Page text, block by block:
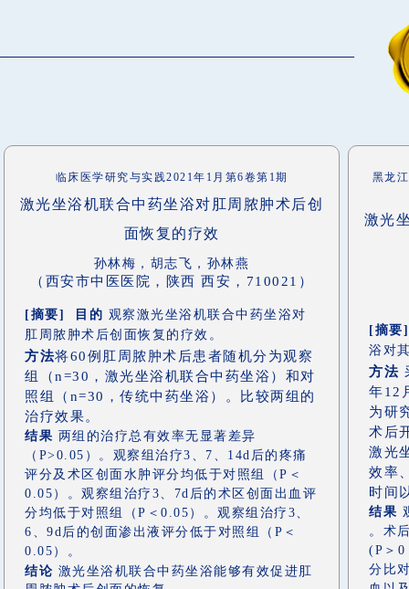
临床医学研究与实践2021年1月第6卷第1期
激光坐浴机联合中药坐浴对肛周脓肿术后创
面恢复的疗效
孙林梅，胡志飞，孙林燕
（西安市中医医院，陕西 西安，710021）
[摘要] 目的 观察激光坐浴机联合中药坐浴对
肛周脓肿术后创面恢复的疗效。
方法将60例肛周脓肿术后患者随机分为观察
组（n=30，激光坐浴机联合中药坐浴）和对
照组（n=30，传统中药坐浴）。比较两组的
治疗效果。
结果 两组的治疗总有效率无显著差异
（P>0.05）。观察组治疗3、7、14d后的疼痛
评分及术区创面水肿评分均低于对照组（P＜
0.05）。观察组治疗3、7d后的术区创面出血评
分均低于对照组（P＜0.05）。观察组治疗3、
6、9d后的创面渗出液评分低于对照组（P＜
0.05）。
结论 激光坐浴机联合中药坐浴能够有效促进肛
黑龙
激光
[摘
浴对
方法
年12
为研
术后
激光
效率
时间
结果
。术
(P＞0
分比